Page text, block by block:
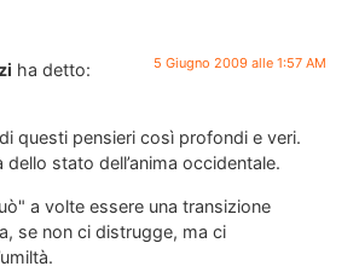
ha detto: 5 Giugno 2009 alle 1:57 AM
questi pensieri così profondi e veri.
dello stato dell’anima occidentale.
a volte essere una transizione
se non ci distrugge, ma ci